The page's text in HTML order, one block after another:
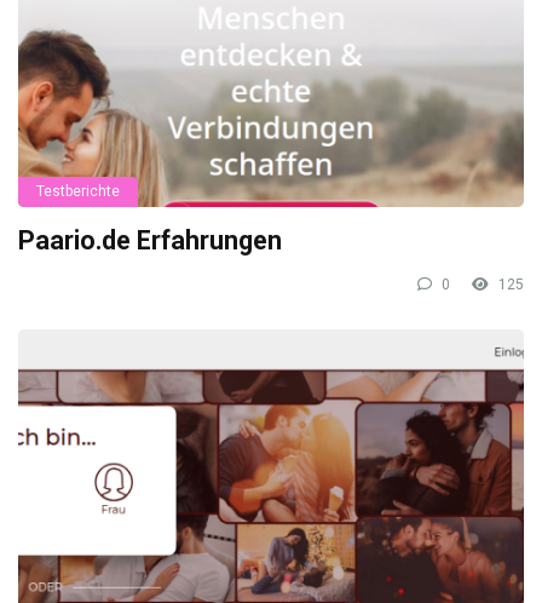
Testberichte
Paario.de Erfahrungen
0 125